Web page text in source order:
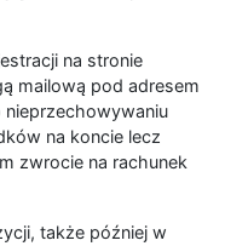
na stronie
mailową pod adresem
na koncie lecz
zwrocie na rachunek
także później w